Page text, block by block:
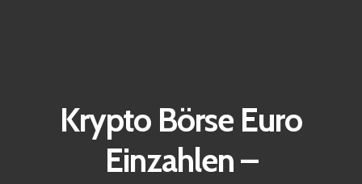
Krypto Börse Euro
Einzahlen –